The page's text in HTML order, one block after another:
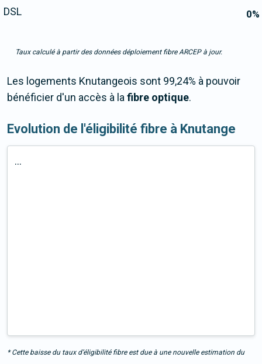
0%
DSL
Taux calculé à partir des données déploiement fibre ARCEP à jour.
Les logements Knutangeois sont 99,24% à pouvoir
bénéficier d'un accès à lafibre optique.
Evolution de l'éligibilité fibre à Knutange
...
* Cette baisse du taux d’éligibilité fibre est due à une nouvelle estimation du